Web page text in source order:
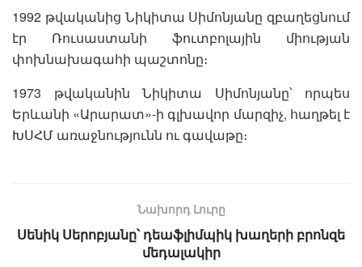
1992 թվականից Նիկիտա Սիմոնյանը զբաղեցնում
էր Ռուսաստանի ֆուտբոլային միության
փոխնախագահի պաշտոնը։
1973 թվականին Նիկիտա Սիմոնյանը՝ որպես
Երևանի «Արարատ»-ի գլխավոր մարզիչ, հաղթել է
ԽՍՀՄ առաջնությունն ու գավաթը։
Նախորդ Լուրը
Սենիկ Սերոբյանը՝ դեաֆլիմպիկ խաղերի բրոնզե
մեդալակիր